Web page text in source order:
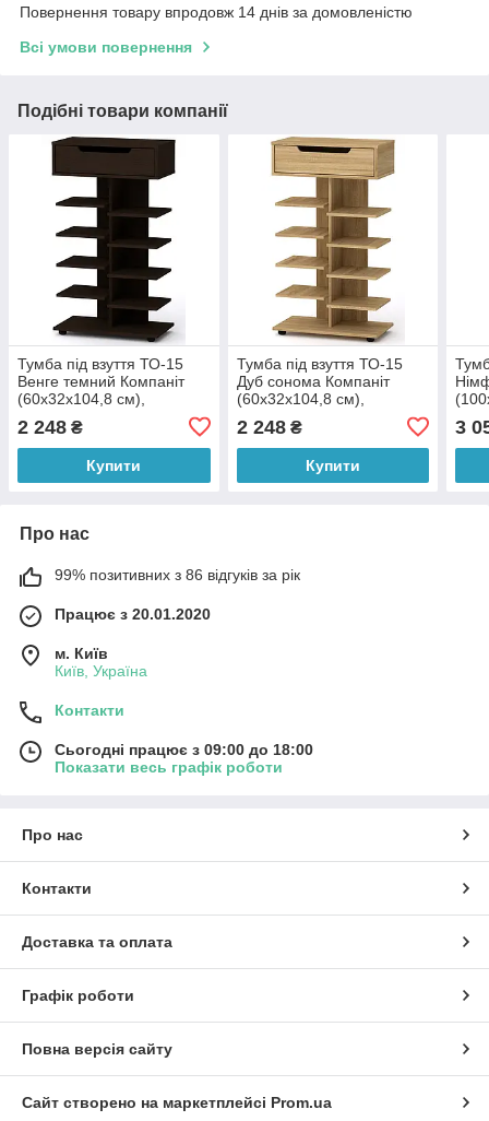
Повернення товару впродовж 14 днів за домовленістю
Всі умови повернення
Подібні товари компанії
Тумба під взуття ТО-15
Венге темний Компаніт
(60х32х104,8 см),
БЕЗКОШТОВНА доставка
в точку видачі Rozetka
2 248 ₴
Купити
Тумба під взуття ТО-15
Дуб сонома Компаніт
(60х32х104,8 см),
БЕЗКОШТОВНА доставка
в точку видачі Rozetka
2 248₴
Купити
в
3
Про нас
99% позитивних з 86 відгуків за рік
Працює з 20.01.2020
м. Київ
Київ, Україна
Контакти
Сьогодні працює з 09:00 до 18:00
Показати весь графік роботи
Про нас
Контакти
Доставка та оплата
Графік роботи
Повна версія сайту
Сайт створено на маркетплейсі Prom.ua